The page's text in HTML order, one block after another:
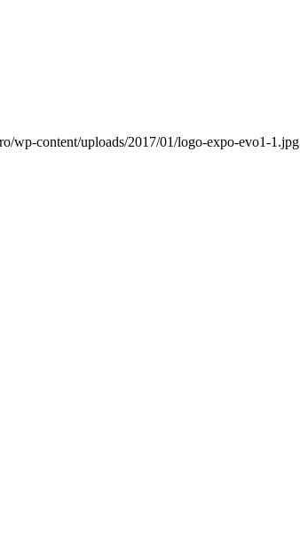
wp-content/uploads/2017/01/logo-expo-evo1-1.jpg